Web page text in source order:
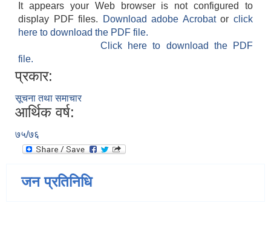
It appears your Web browser is not configured to
display PDF files.
Download adobe Acrobatorclick
here to download the PDF file.
Click here to download the PDF
file.
प्रकार:
सूचना तथा समाचार
आर्थिक वर्ष:
७५/७६
जन प्रतिनिधि